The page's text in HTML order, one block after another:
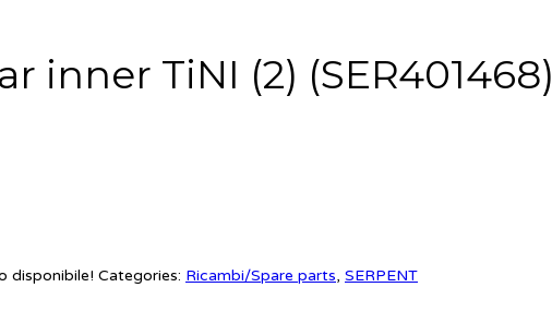
inner TiNI (2) (SER401468)
disponibile! Categories: Ricambi/Spare parts, SERPENT